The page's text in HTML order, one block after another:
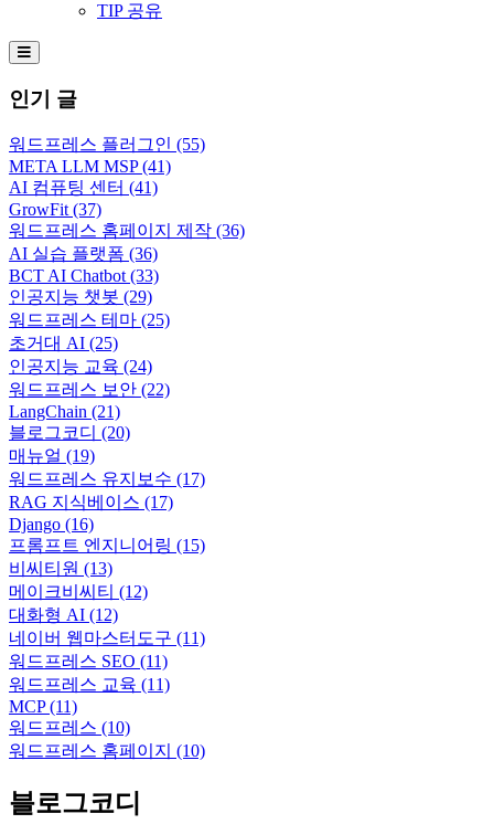
TIP 공유
Hamburger Toggle Menu
인기 글
워드프레스 플러그인 (55)
META LLM MSP(41)
AI 컴퓨팅 센터 (41)
GrowFit(37)
워드프레스 홈페이지 제작 (36)
AI 실습 플랫폼 (36)
BCT AI Chatbot(33)
인공지능 챗봇 (29)
워드프레스 테마 (25)
초거대 AI (25)
인공지능 교육 (24)
워드프레스 보안 (22)
LangChain (21)
블로그코디 (20)
매뉴얼 (19)
워드프레스 유지보수 (17)
RAG 지식베이스 (17)
Django (16)
프롬프트 엔지니어링 (15)
비씨티원 (13)
메이크비씨티 (12)
대화형 AI (12)
네이버 웹마스터도구 (11)
워드프레스 SEO (11)
워드프레스 교육 (11)
MCP(11)
워드프레스 (10)
워드프레스 홈페이지 (10)
블로그코디